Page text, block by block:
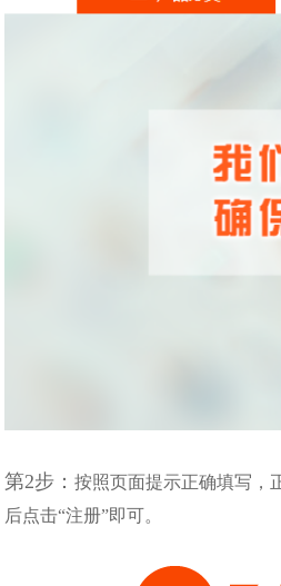
第2步：按照页面提示正确填写，
后点击“注册”即可。